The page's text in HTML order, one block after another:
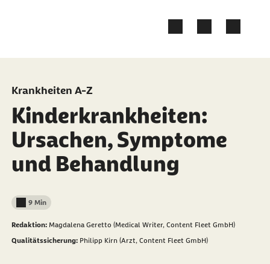
Krankheiten A-Z
Kinderkrankheiten:
Ursachen, Symptome
und Behandlung
Lesedauer weniger als
9 Min
Redaktion: Magdalena Geretto (Medical Writer, Content Fleet GmbH)
Qualitätssicherung: Philipp Kirn (Arzt, Content Fleet GmbH)